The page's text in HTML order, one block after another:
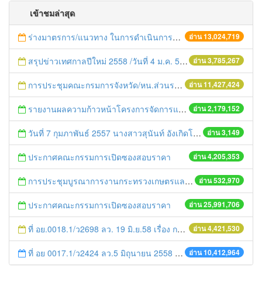
เข้าชมล่าสุด
อ่าน 13,024,719
ร่างมาตรการ/แนวทาง ในการดำเนินการประกอบการตรวจราชการแบบบูรณาการ
อ่าน 3,785,267
สรุปข่าวเทศกาลปีใหม่ 2558 /วันที่ 4 ม.ค. 58
อ่าน 11,427,424
การประชุมคณะกรมการจังหวัด/หน.ส่วนราชการประจำเดือน มิถุนายน 2558
อ่าน 2,179,152
รายงานผลความก้าวหน้าโครงการจัดการแก้ไขปัญหาขยะ สัปดาห์ที่ 9/2558
อ่าน 3,149
วันที่ 7 กุมภาพันธ์ 2557 นางสาวสุนันท์ อังเกิดโชค หน.สนจ. ให้การต้อนรับ นางสาวปณิศา เหลืองวรเมท และคณะผู้ตรวจติดตามศูนย์ข้อมูลข่าวสาร ต้นแบบฯ
อ่าน 4,205,353
ประกาศคณะกรรมการเปิดซองสอบราคา
อ่าน 532,970
การประชุมบูรณาการงานกระทรวงเกษตรและสหกรณ์สู่การปฏิบัติในระดับพื้นที่ ครั้งที่1/2558
อ่าน 25,991,706
ประกาศคณะกรรมการเปิดซองสอบราคา
อ่าน 4,421,530
ที่ อย.0018.1/ว2698 ลว. 19 มิ.ย.58 เรื่อง การแก้ไขปัญหาหนี้สินให้แก่เกษตรกร
อ่าน 10,412,964
ที่ อย 0017.1/ว2424 ลว.5 มิถุนายน 2558 เรื่อง แจ้งกำหนดตรวจประเมินและให้คะแนนหน่วยงานที่สมัครเข้าร่วมโครงการพัฒนาหน่วยงานต้นแบบในการจัดตั้งศูนย์ข้อมูลข่าวสารของราชการฯ ประจำปีงบประมาณ พ.ศ. 2558